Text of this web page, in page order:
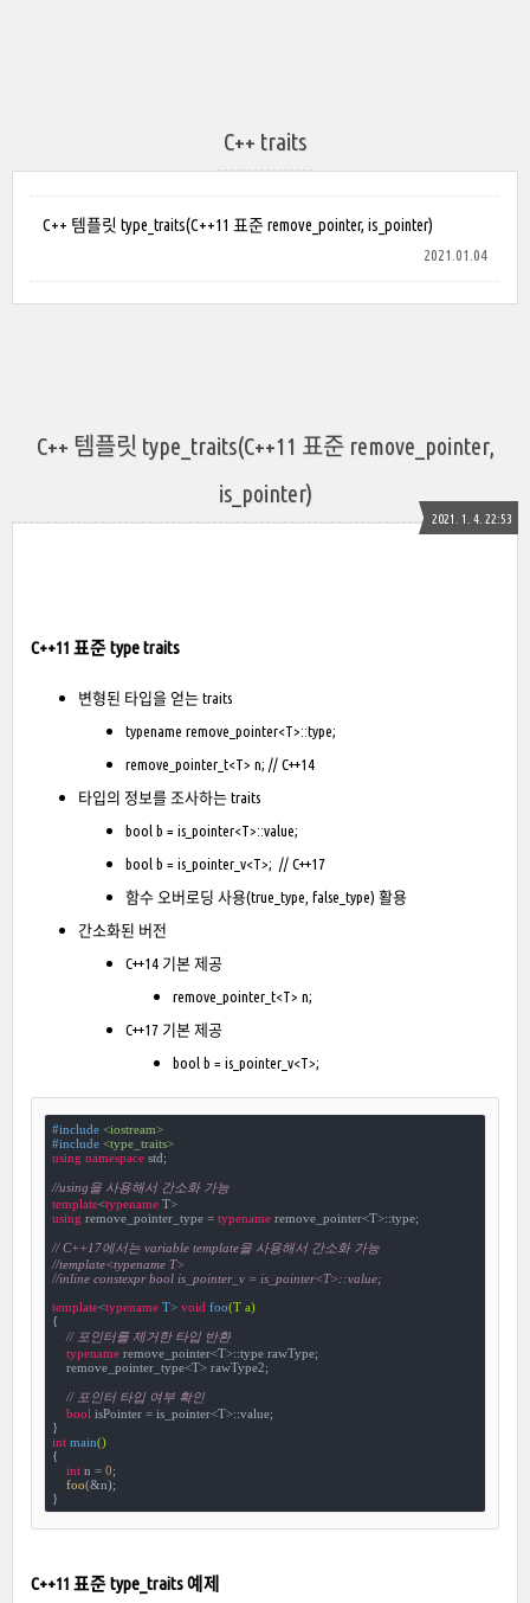
C++ traits
C++ 템플릿 type_traits(C++11 표준 remove_pointer, is_pointer)
2021.01.04
C++ 템플릿 type_traits(C++11 표준 remove_pointer,
is_pointer)
2021. 1. 4. 22:53
C++11 표준 type traits
변형된 타입을 얻는 traits
typename remove_pointer<T>::type;
remove_pointer_t<T> n; // C++14
타입의 정보를 조사하는 traits
bool b = is_pointer<T>::value;
bool b = is_pointer_v<T>; // C++17
함수 오버로딩 사용(true_type, false_type) 활용
간소화된 버전
C++14 기본 제공
remove_pointer_t<T> n;
C++17 기본 제공
bool b = is_pointer_v<T>;
#include <iostream>
#include <type_traits>
using namespace std;
//using을 사용해서 간소화 가능
template<typename
T>
using remove_pointer_type = typename remove_pointer<T>::type;
// C++17에서는 variable template을 사용해서 간소화 가능
//template<typename T>
//inline constexpr bool is_pointer_v = is_pointer<T>::value;
template<typename T> void foo(T a)
{
// 포인터를 제거한 타입 반환
typename remove_pointer<T>::type rawType;
    remove_pointer_type<T> rawType2;
// 포인터 타입 여부 확인
bool isPointer = is_pointer<T>::value;
int main()
{
int n = 0;
foo(&n);
}
C++11 표준 type_traits 예제